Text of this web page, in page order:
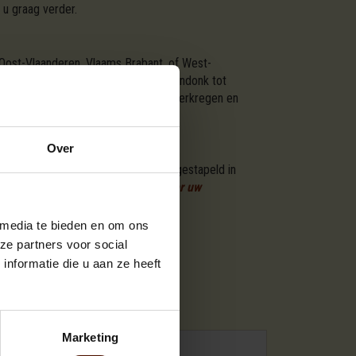
Over
te bieden en om ons
partners voor social
die u aan ze heeft
Marketing
graag verder.
Vlaanderen, Vlaams Brabant, of West-
Aartselaar tot Zoersel, en van Arendonk tot
Ons hout is duurzaam verkregen en
van ovengedroogd brandhout gestapeld in
eenvoudige stappen
besteld u hier uw